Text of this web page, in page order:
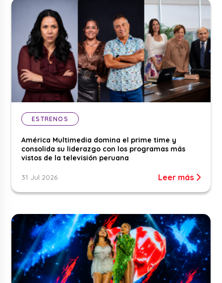
ESTRENOS
América Multimedia domina el prime time y
consolida su liderazgo con los programas más
vistos de la televisión peruana
31 Jul 2026 Leer más